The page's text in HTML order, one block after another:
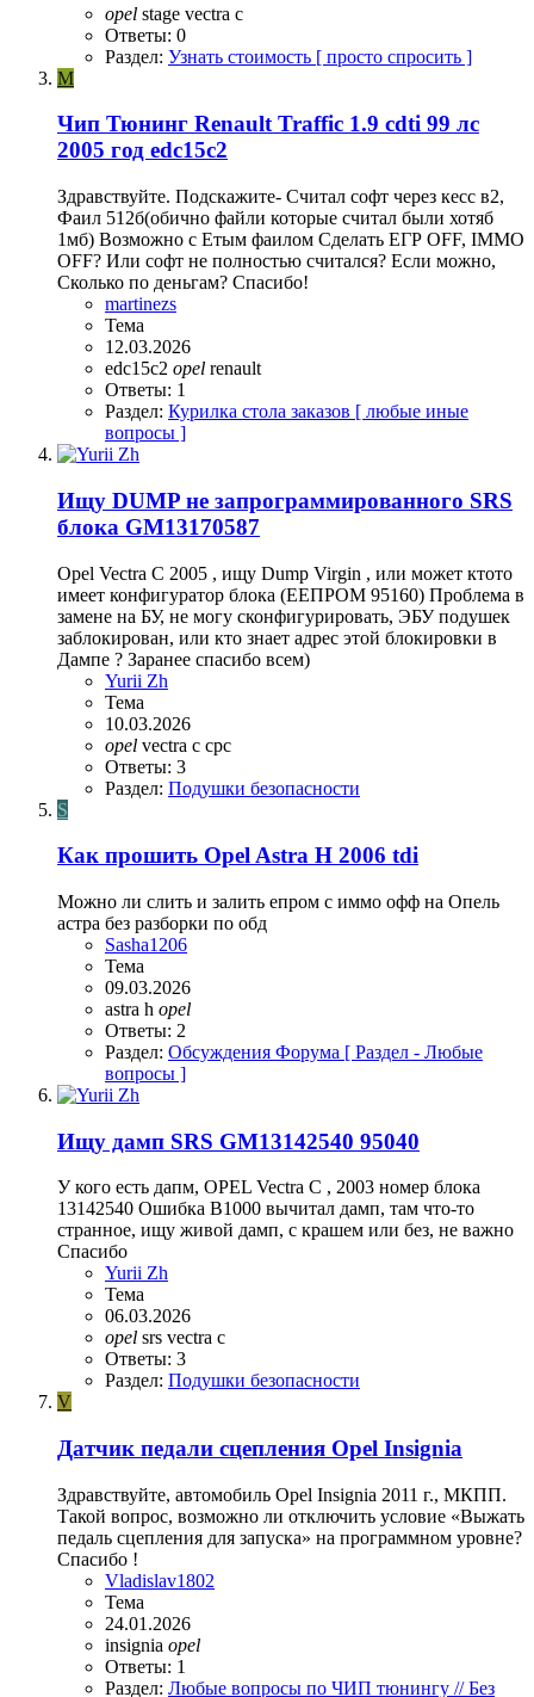
opel stage vectra c
Ответы: 0
Раздел: Узнать стоимость [ просто спросить ]
M
Чип Тюнинг Renault Traffic 1.9 cdti 99 лс
2005 год edc15c2
Здравствуйте. Подскажите- Считал софт через кесс в2,
Фаил 512б(обично файли которые считал были хотяб
1мб) Возможно с Етым фаилом Сделать ЕГР OFF, IMMO
OFF? Или софт не полностью считался? Если можно,
Сколько по деньгам? Спасибо!
martinezs
Тема
12.03.2026
edc15c2 opel renault
Ответы: 1
Раздел: Курилка стола заказов [ любые иные
вопросы ]
Ищу DUMP не запрограммированного SRS
блока GM13170587
Opel Vectra C 2005 , ищу Dump Virgin , или может ктото
имеет конфигуратор блока (ЕЕПРОМ 95160) Проблема в
замене на БУ, не могу сконфигурировать, ЭБУ подушек
заблокирован, или кто знает адрес этой блокировки в
Дампе ? Заранее спасибо всем)
Yurii Zh
Тема
10.03.2026
opel vectra c срс
Ответы: 3
Раздел: Подушки безопасности
S
Как прошить Opel Astra H 2006 tdi
Можно ли слить и залить епром с иммо офф на Опель
астра без разборки по обд
Sasha1206
Тема
09.03.2026
astra h opel
Ответы: 2
Раздел: Обсуждения Форума [ Раздел - Любые
вопросы ]
Ищу дамп SRS GM13142540 95040
У кого есть дапм, OPEL Vectra C , 2003 номер блока
13142540 Ошибка B1000 вычитал дамп, там что-то
странное, ищу живой дамп, с крашем или без, не важно
Спасибо
Yurii Zh
Тема
06.03.2026
opel srs vectra c
Ответы: 3
Раздел: Подушки безопасности
V
Датчик педали сцепления Opel Insignia
Здравствуйте, автомобиль Opel Insignia 2011 г., МКПП.
Такой вопрос, возможно ли отключить условие «Выжать
педаль сцепления для запуска» на программном уровне?
Спасибо !
Vladislav1802
Тема
24.01.2026
insignia opel
Ответы: 1
Раздел: Любые вопросы по ЧИП тюнингу // Без